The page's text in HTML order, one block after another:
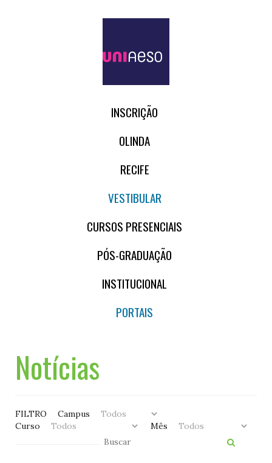
INSCRIÇÃO
OLINDA
RECIFE
VESTIBULAR
CURSOS PRESENCIAIS
PÓS-GRADUAÇÃO
INSTITUCIONAL
PORTAIS
Notícias
FILTRO
Campus
Curso
Mês